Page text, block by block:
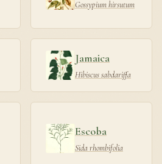
Gossypium hirsutum
Jamaica
Hibiscus sabdariffa
Escoba
Sida rhombifolia